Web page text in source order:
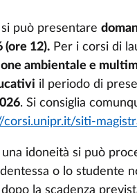
si può presentare
(ore 12). Per i corsi di
ambientale e
il periodo di
. Si consiglia
corsi.unipr.it/siti-
idoneità si può
o lo studente
la scadenza